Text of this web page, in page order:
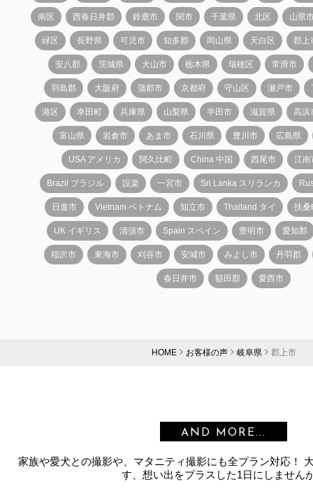
南区 西春日井郡 鈴鹿市 関市 千葉県 北区 山県
緑区 長野県 可児市 知多郡 岡山県 天白区 郡上
安八郡 茨城県 犬山市 栃木県 瑞穂区 常滑市
羽島郡 大阪府 蒲郡市 京都府 守山区 瀬戸市
港区 幸田町 兵庫県 山梨県 半田市 滋賀県 高浜
富山県 岩倉市 あま市 石川県 豊川市 広島県
USA アメリカ 阿久比町 China 中国 西尾市 江南
Brazil ブラジル 設楽 一宮市 Sri Lanka スリランカ
日進市 Vietnam ベトナム 知立市 Thailand タイ 扶桑
UK イギリス 清須市 Spain スペイン 豊明市 愛知郡
稲沢市 東海市 刈谷市 安城市 みよし市 丹羽郡
春日井市 額田郡 愛西市
HOME お客様の声 岐阜県 郡上市
AND MORE...
家族や愛犬との撮影や、マタニティ撮影にも全プラン対応！
す、想い出をプラスした1日にしません